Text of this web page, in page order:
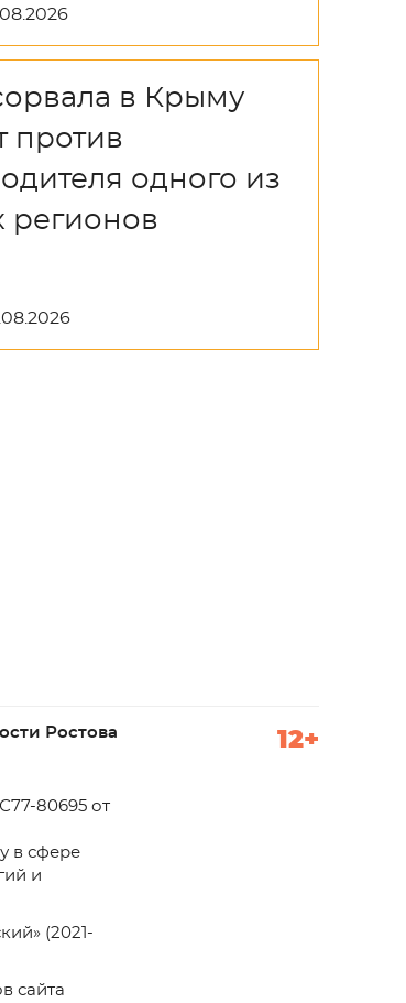
в Крыму
против
одного из
регионов
Ростова 12+
80695 от
в сфере
и
(2021-
сайта